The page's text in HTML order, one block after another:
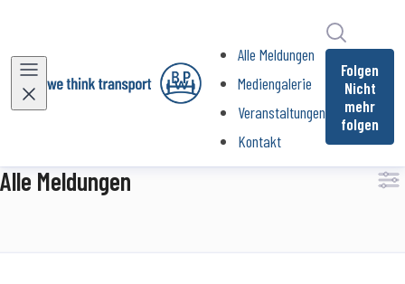
Alle Meldungen
Mediengalerie
Veranstaltungen
Kontakt
Folgen
Nicht
mehr
folgen
Alle Meldungen